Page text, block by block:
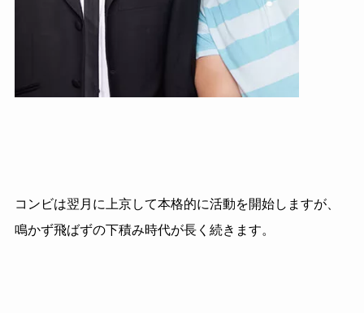
コンビは翌月に上京して本格的に活動を開始しますが、
鳴かず飛ばずの下積み時代が長く続きます。